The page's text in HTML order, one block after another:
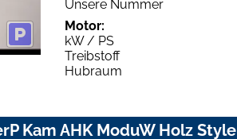
Unsere Nummer
Motor:
kW / PS
Treibstoff
Hubraum
Kam AHK ModuW Holz Style